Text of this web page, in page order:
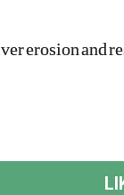
erosion and